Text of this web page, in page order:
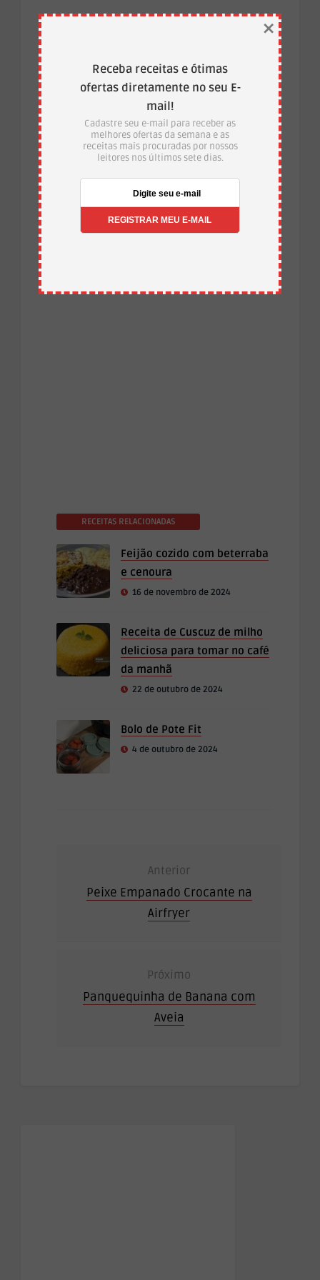
Categoria:
ALIMENTAÇÃO SAUDÁVEL
ByBia Chiessi
Jornalista do Caprichos do
Lar, Beatriz Chiessi é
formada em Gestão Empresarial e
possui MBA em Jornalismo Digital.
Especialista na produção de
RECEITAS RELACIONADAS
Feijão cozido com beterraba
e cenoura
16 de novembro de 2024
Receita de Cuscuz de milho
deliciosa para tomar no café
da manhã
22 de outubro de 2024
Bolo de Pote Fit
4 de outubro de 2024
Anterior
Peixe Empanado Crocante na
Airfryer
Próximo
Panquequinha de Banana com
Aveia
Receba receitas e ótimas
ofertas diretamente no seu E-
mail!
Cadastre seu e-mail para receber as
melhores ofertas da semana e as
receitas mais procuradas por nossos
leitores nos últimos sete dias.
×